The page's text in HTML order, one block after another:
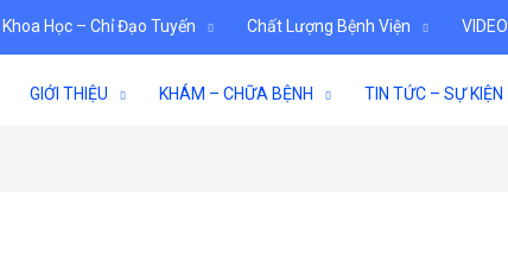
Học – Chỉ Đạo Tuyến Chất Lượng Bệnh Viện VIDEO
GIỚI THIỆU KHÁM – CHỮA BỆNH TIN TỨC – SỰ KIỆN